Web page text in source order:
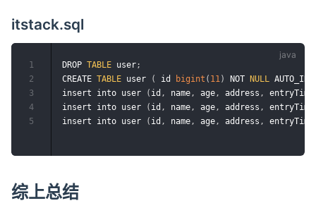
itstack.sql
DROP TABLE user ;
CREATE TABLE user ( id bigint ( 11 ) NOT NULL
insert into user
( id , name , age , address , entryTime
insert into user
( id , name , age , address , entryTime
insert into user
( id , name , age , address , entryTime
1
2
3
4
5
综上总结